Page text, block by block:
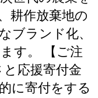
耕作放棄地の
ブランド化、
す。 【ご注
応援寄付金
に寄付をする